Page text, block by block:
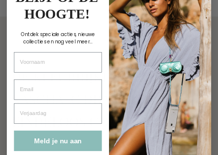
DE KLEURRIJKE WERELD VAN
KASCHA-C DRAAIT OM
EINDELOOS COMBINEREN
Adres: Kleine Berg 77,
HOOGTE!
Ontdek speciale acties, nieuwe
collecties en nog veel meer...
Voornaam
Email
Verjaardag
Meld je nu aan